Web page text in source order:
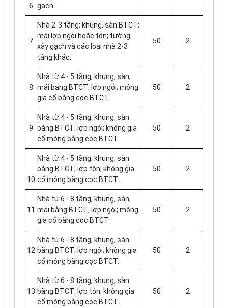
6 gạch.
7
Nhà 2-3 tầng; khung, sàn BTCT;
mái l ợp ngói hoặc tôn; tường
xây gạch và các loại nhà 2-3
tầng khác.
50 2
8
Nhà từ 4 - 5 tầng; khung, sàn,
mái bằng BTCT; l ợp ngói; móng
gia cố bằng cọc BTCT.
50 2
9
Nhà từ 4 - 5 tầng; khung, sàn
bằng BTCT; l ợp ngói; không gia
cố móng bằng cọc BTCT
50 2
10
Nhà từ 4 - 5 tầng; khung, sàn
bằng BTCT; lợp tôn; không gia
cố móng bằng cọc BTCT.
50 2
11
Nhà từ 6 - 8 tầng; khung, sàn,
mái bằng BTCT; l ợp ngói; móng
gia cố bằng cọc BTCT.
50 2
12
Nhà từ 6 - 8 tầng; khung, sàn
bằng BTCT; l ợp ngói; không gia
cố móng bằng cọc BTCT.
50 2
13
Nhà từ 6 - 8 tầng; khung, sàn
bằng BTCT; l ợp tôn; không gia
cố móng bằng cọc BTCT.
50 2